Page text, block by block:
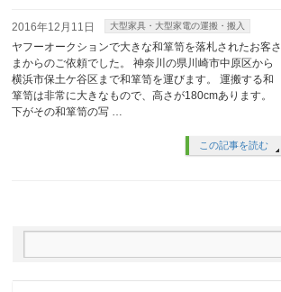
2016年12月11日 大型家具・大型家電の運搬・搬入
ヤフーオークションで大きな和箪笥を落札されたお客さ
まからのご依頼でした。 神奈川の県川崎市中原区から
横浜市保土ケ谷区まで和箪笥を運びます。 運搬する和
箪笥は非常に大きなもので、高さが180cmあります。
下がその和箪笥の写 …
この記事を読む